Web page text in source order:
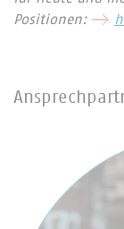
Positionen: